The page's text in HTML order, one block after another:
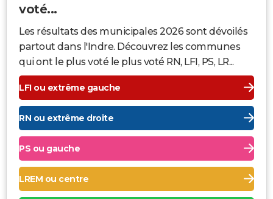
voté...
Les résultats des municipales 2026 sont dévoilés
partout dans l'Indre. Découvrez les communes
qui ont le plus voté le plus voté RN, LFI, PS, LR...
LFI ou extrême gauche
RN ou extrême droite
PS ou gauche
LREM ou centre